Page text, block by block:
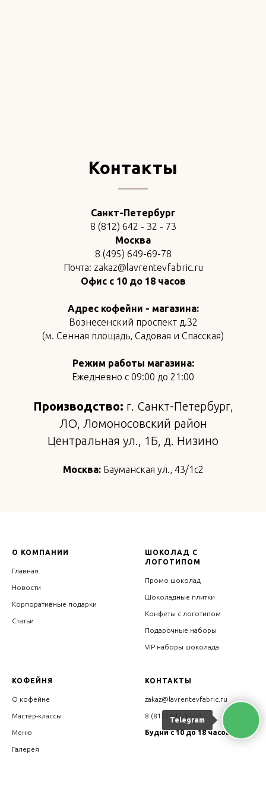
Telegram
Контакты
Санкт-Петербург
8 (812) 642 - 32 - 73
Москва
8 (495) 649-69-78
Почта: zakaz@lavrentevfabric.ru
Офис с 10 до 18 часов
Адрес кофейни - магазина:
Вознесенский проспект д.32
(м. Сенная площадь, Садовая и Спасская)
Режим работы магазина:
Ежедневно с 09:00 до 21:00
Производство: г. Санкт-Петербург,
ЛО, Ломоносовский район
Центральная ул., 1Б, д. Низино
Москва:Бауманская ул., 43/1с2
О КОМПАНИИ
Главная
Новости
Корпоративные подарки
Статьи
ШОКОЛАД С
ЛОГОТИПОМ
Промо шоколад
Шоколадные плитки
Конфеты с логотипом
Подарочные наборы
VIP наборы шоколада
КОФЕЙНЯ
О кофейне
Мастер-классы
Меню
Галерея
КОНТАКТЫ
zakaz@lavrentevfabric.ru
8 (812) 642-32-73
Будни с 10 до 18 часов